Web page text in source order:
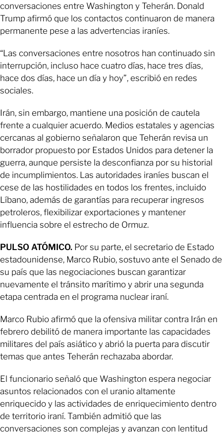
conversaciones entre Washington y Teherán. Donald
Trump afirmó que los contactos continuaron de manera
permanente pese a las advertencias iraníes.
“Las conversaciones entre nosotros han continuado sin
interrupción, incluso hace cuatro días, hace tres días,
hace dos días, hace un día y hoy”, escribió en redes
sociales.
Irán, sin embargo, mantiene una posición de cautela
frente a cualquier acuerdo. Medios estatales y agencias
cercanas al gobierno señalaron que Teherán revisa un
borrador propuesto por Estados Unidos para detener la
guerra, aunque persiste la desconfianza por su historial
de incumplimientos. Las autoridades iraníes buscan el
cese de las hostilidades en todos los frentes, incluido
Líbano, además de garantías para recuperar ingresos
petroleros, flexibilizar exportaciones y mantener
influencia sobre el estrecho de Ormuz.
PULSO ATÓMICO. Por su parte, el secretario de Estado
estadounidense, Marco Rubio, sostuvo ante el Senado de
su país que las negociaciones buscan garantizar
nuevamente el tránsito marítimo y abrir una segunda
etapa centrada en el programa nuclear iraní.
Marco Rubio afirmó que la ofensiva militar contra Irán en
febrero debilitó de manera importante las capacidades
militares del país asiático y abrió la puerta para discutir
temas que antes Teherán rechazaba abordar.
El funcionario señaló que Washington espera negociar
asuntos relacionados con el uranio altamente
enriquecido y las actividades de enriquecimiento dentro
de territorio iraní. También admitió que las
conversaciones son complejas y avanzan con lentitud